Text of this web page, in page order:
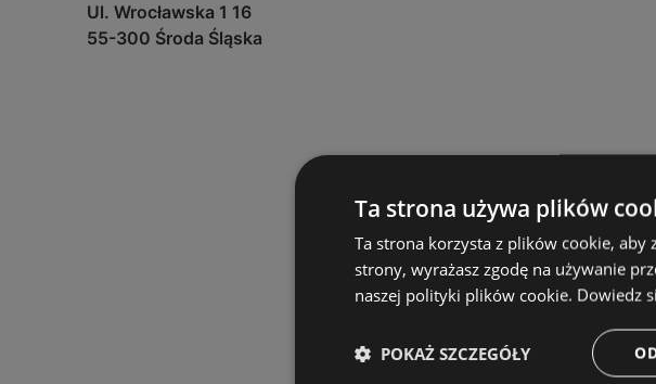
Ul. Wrocławska 1 16
55-300 Środa Śląska
Ta strona używa plików
Ta strona korzysta z plików cookie, aby
strony, wyrażasz zgodę na używanie
naszej polityki plików cookie. Dowiedz
POKAŻ SZCZEGÓŁY